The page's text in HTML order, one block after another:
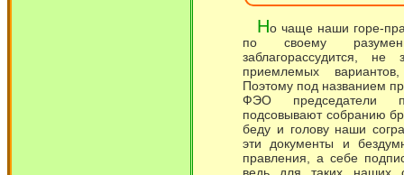
Но чаще наши горе-
по своему
заблагорассудится, не
приемлемых
Поэтому под названием
ФЭО председатели
подсовывают собранию
беду и голову наши
эти документы и
правления, а себе